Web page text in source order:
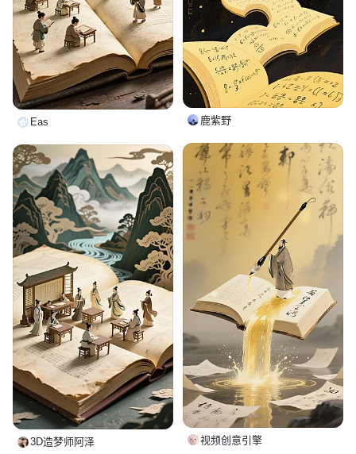
鹿紫野
Eas
视频创意引擎
3D造梦师阿泽